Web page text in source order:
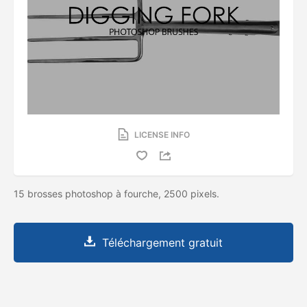
LICENSE INFO
15 brosses photoshop à fourche, 2500 pixels.
Téléchargement gratuit